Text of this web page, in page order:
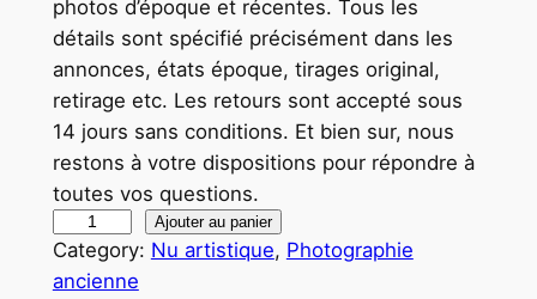
photos d’époque et récentes. Tous les
détails sont spécifié précisément dans les
annonces, états époque, tirages original,
retirage etc. Les retours sont accepté sous
14 jours sans conditions. Et bien sur, nous
restons à votre dispositions pour répondre à
toutes vos questions.
u
a
Ajouter au panier
Category: Nu artistique, Photographie
ancienne